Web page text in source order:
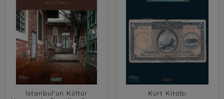
İstanbul'un Kültür
Kurt Kitabı